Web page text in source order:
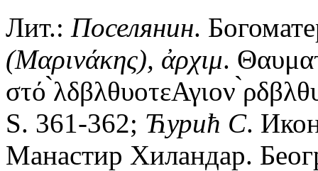
Лит.: Поселянин.
(Μαρινάκης), ἀρχιμ.
στό ̀λδβλθυοτεΑγιον
S. 361-362; Ћурић С.
Манастир Хиландар.